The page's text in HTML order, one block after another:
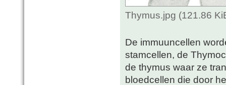
Thymus.jpg (121.86
De immuuncellen
stamcellen, de
de thymus waar ze
bloedcellen die door